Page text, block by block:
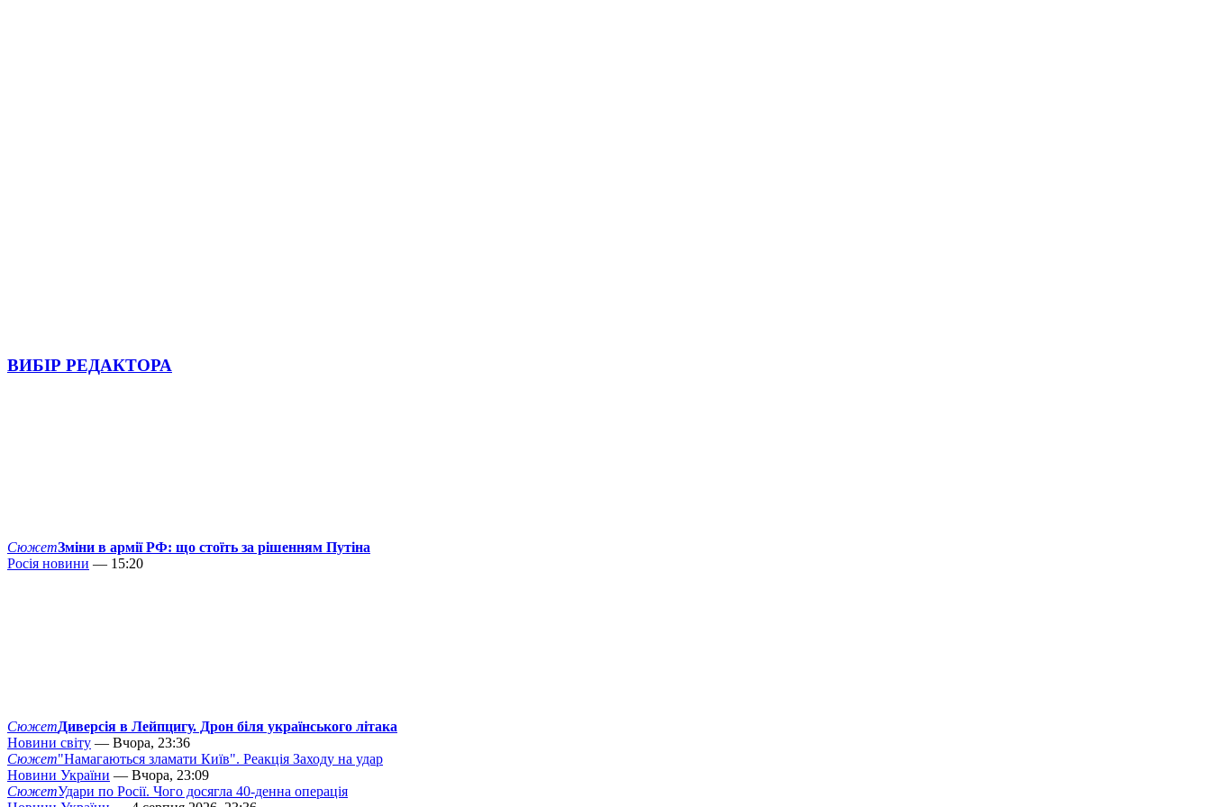
ВИБІР РЕДАКТОРА
СюжетЗміни в армії РФ: що стоїть за рішенням Путіна
Росія новини — 15:20
СюжетДиверсія в Лейпцигу. Дрон біля українського літака
Новини світу — Вчора, 23:36
Сюжет"Намагаються зламати Київ". Реакція Заходу на удар
Новини України — Вчора, 23:09
СюжетУдари по Росії. Чого досягла 40-денна операція